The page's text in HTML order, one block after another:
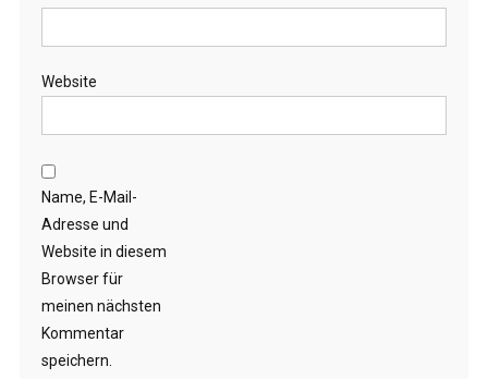
Website
Name, E-Mail-
Adresse und
Website in diesem
Browser für
meinen nächsten
Kommentar
speichern.